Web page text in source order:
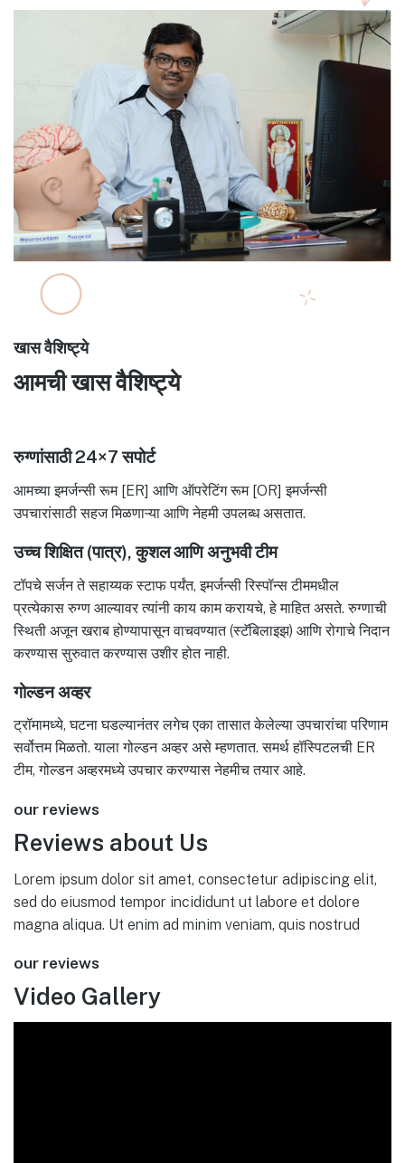
खास वैशिष्ट्ये
आमची खास वैशिष्ट्ये
रुग्णांसाठी 24×7 सपोर्ट
आमच्या इमर्जन्सी रूम [ER] आणि ऑपरेटिंग रूम [OR] इमर्जन्सी
उपचारांसाठी सहज मिळणाऱ्या आणि नेहमी उपलब्ध असतात.
उच्च शिक्षित (पात्र), कुशल आणि अनुभवी टीम
टॉपचे सर्जन ते सहाय्यक स्टाफ पर्यंत, इमर्जन्सी रिस्पॉन्स टीममधील
प्रत्येकास रुग्ण आल्यावर त्यांनी काय काम करायचे, हे माहित असते. रुग्णाची
स्थिती अजून खराब होण्यापासून वाचवण्यात (स्टॅबिलाइझ) आणि रोगाचे निदान
करण्यास सुरुवात करण्यास उशीर होत नाही.
गोल्डन अव्हर
ट्रॉमामध्ये, घटना घडल्यानंतर लगेच एका तासात केलेल्या उपचारांचा परिणाम
सर्वोत्तम मिळतो. याला गोल्डन अव्हर असे म्हणतात. समर्थ हॉस्पिटलची ER
टीम, गोल्डन अव्हरमध्ये उपचार करण्यास नेहमीच तयार आहे.
our reviews
Reviews about Us
Lorem ipsum dolor sit amet, consectetur adipiscing elit,
sed do eiusmod tempor incididunt ut labore et dolore
magna aliqua. Ut enim ad minim veniam, quis nostrud
our reviews
Video Gallery